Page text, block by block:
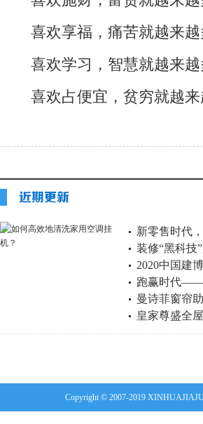
喜欢享福，痛苦就越来越
喜欢学习，智慧就越来越
喜欢占便宜，贫穷就越来
新零售时代
装修“黑科技
2020中国建
跑赢时代
曼诗菲窗帘
皇家尊盛全
Copyright © 2007-2019